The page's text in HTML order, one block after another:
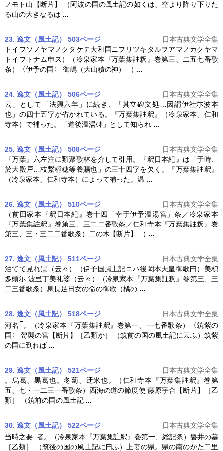
ノモト山【断片】 （阿波の国の風土記の如くは、空より降り下りた
る山の大きなるは ...
23. 逸文（風土記） 503ページ
日本古典文学全集
トイフソノヤマノクタケテ大和国ニフリツキタルヲアマノカクヤマ
トイフトナム申ス）（冷泉家本『万葉集註釈 』巻第三、二五七番歌
条）〈伊予の国〉 御嶋（大山積の神） （ ...
24. 逸文（風土記） 506ページ
日本古典文学全集
云」として「法興六年」に続き、「其立碑文処…因謂伊社尓波本
也」の四十五字が省かれている。『万葉集註釈 』（冷泉家本、仁和
寺本）で補った。「道後温湯碑」として知られ ...
25. 逸文（風土記） 508ページ
日本古典文学全集
『万葉』六左注に類聚歌林を介して引用。『釈日本紀』は「于時、
於大殿戸…枝繋稲穂等養賜也」の三十四字を欠く。『万葉集註釈 』
（冷泉家本、仁和寺本）によって補った。温 ...
26. 逸文（風土記） 510ページ
日本古典文学全集
（前田家本『釈日本紀』巻十四「幸于伊予温湯宮」条／冷泉家本
『万葉集註釈 』巻第三、三二二番歌条／仁和寺本『万葉集註釈 』巻
第三、三・三二二番歌条）二の木【断片】 （ ...
27. 逸文（風土記） 511ページ
日本古典文学全集
泊てて見れば（云々）（伊予国風土記ニハ後岡本天皇御歌曰）美枳
多頭尓 波弖丁美礼婆（云々）（冷泉家本『万葉集註釈 』巻第三、三
二三番歌条）息長足日女の命の御歌（橘の ...
28. 逸文（風土記） 518ページ
日本古典文学全集
河名
。（冷泉家本『万葉集註釈 』巻第一、一七番歌条）〈筑紫の
国〉 哿襲の宮【断片】［乙類か］ （筑前の国の風土記に云ふ）筑紫
の国に到れば ...
29. 逸文（風土記） 521ページ
日本古典文学全集
。烏葛、黒葛也。冬蔔、迂米也。（仁和寺本『万葉集註釈 』巻第
五、七・一二三一番歌条）西海の道の節度使 藤原宇合【断片】［乙
類］ （筑前の国の風土記 ...
30. 逸文（風土記） 522ページ
日本古典文学全集
当時之要 者。（冷泉家本『万葉集註釈 』巻第一、総記条）磐井の墓
［乙類］ （筑後の国の風土記に曰ふ）上妻の県。県の南のかた二里